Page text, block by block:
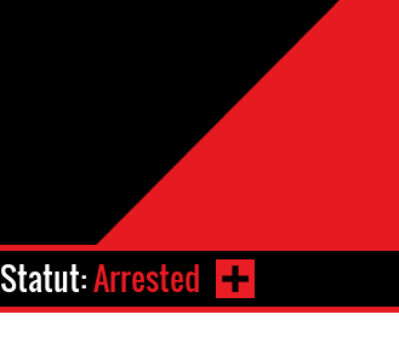
Statut:Arrested